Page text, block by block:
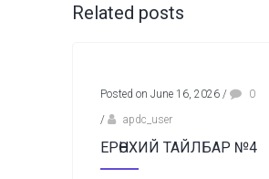
Related posts
Posted on June 16, 2026 /
0
/
apdc_user
ЕРӨНХИЙ ТАЙЛБАР №4